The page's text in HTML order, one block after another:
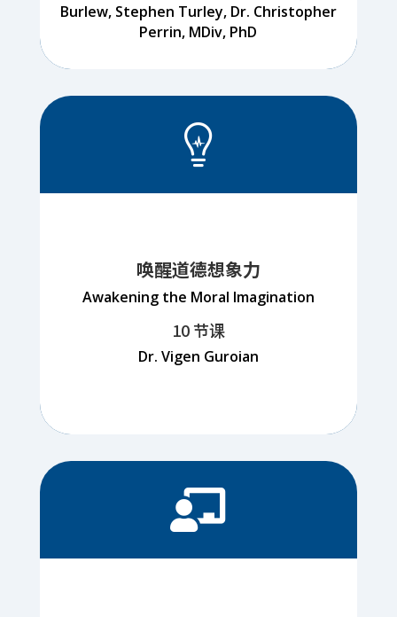
Burlew, Stephen Turley, Dr. Christopher
Perrin, MDiv, PhD

唤醒道德想象力
Awakening the Moral Imagination
10 节课
Dr. Vigen Guroian
